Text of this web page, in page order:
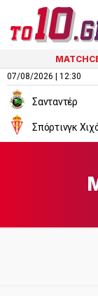
07/08/2026 | 12:30
Σανταντέρ
Σπόρτινγκ